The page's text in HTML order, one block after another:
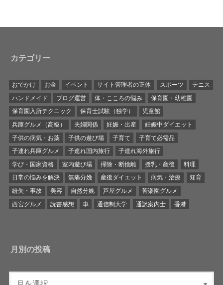
カテゴリー
おでかけ お金 イベント サイト管理者の正体 スポーツ
テニス
ハンドメイド
ブログ運営 体・こころの悩み
保育園・幼稚園
保育園入所テクニック
保育士試験（独学）
児童館
兵庫グルメ（高級）
夫婦関係 妊娠・出産
妊娠中ダイエット
子供の病気・お薬
子供の遊び場 子育て
子育て必需品
子連れ兵庫グルメ
子連れ国内旅行
子連れ海外旅行
学び・国家資格
室内遊び場 掃除・断捨離 授乳・産後
料理
日常の悩みを解決
無痛分娩 産後ダイエット 病気・治療
知育
紛失・事故
美容 自然分娩 芦屋グルメ
苦楽園グルメ
西宮グルメ
読書感想 車 通信制大学 通訳案内士 香港
月別の投稿